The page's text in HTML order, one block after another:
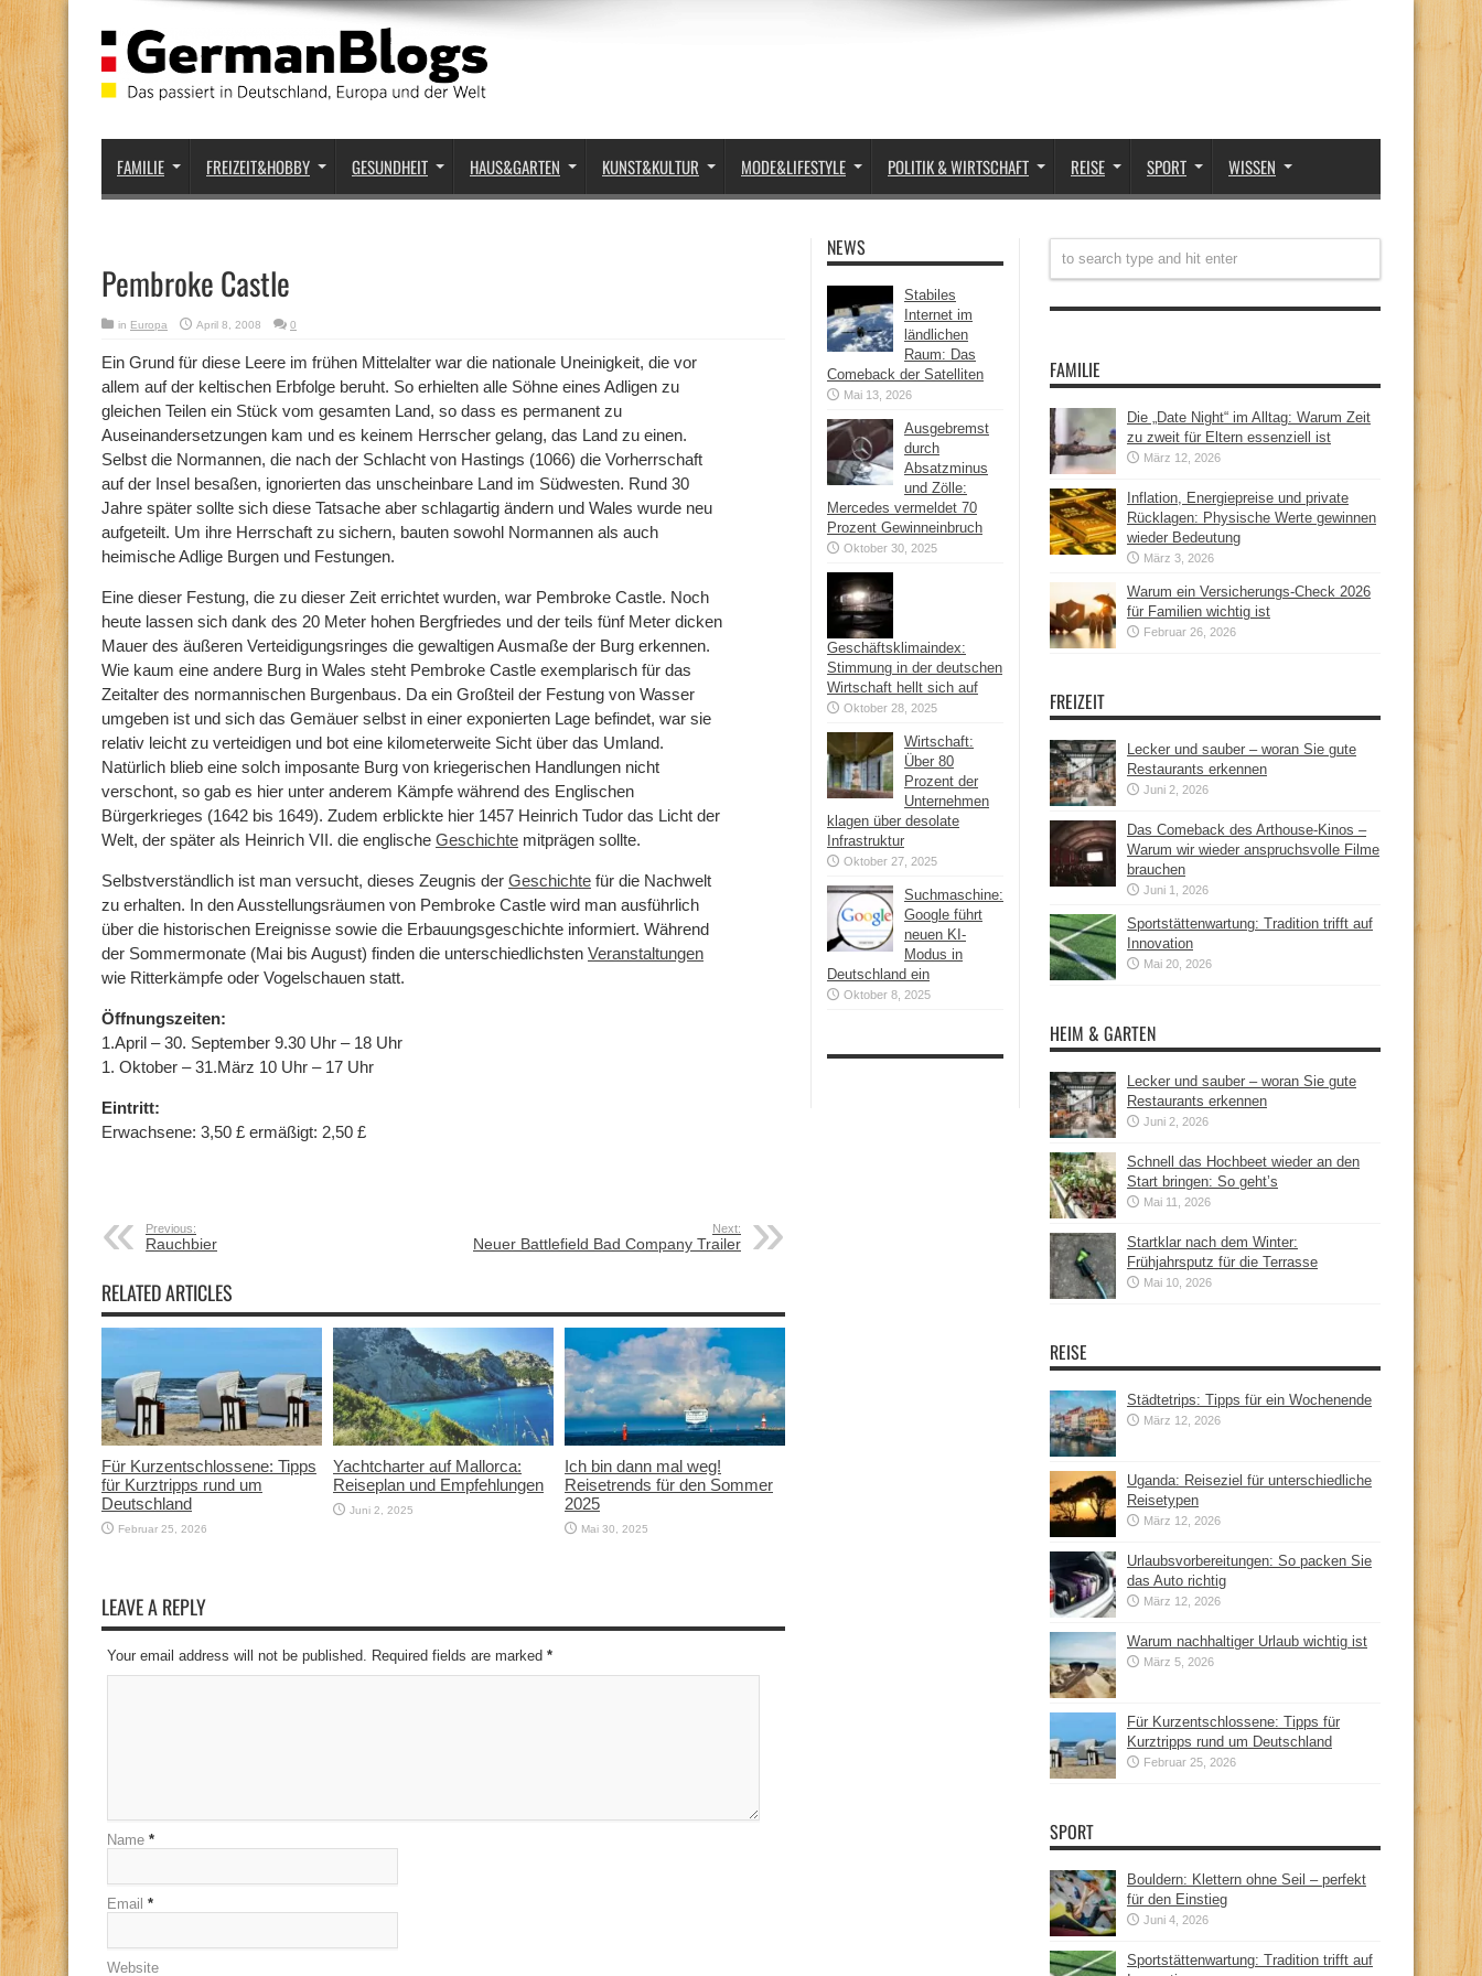
FAMILIE FREIZEIT&HOBBY GESUNDHEIT HAUS&GARTEN KUNST&KULTUR MODE&LIFESTYLE POLITIK & WIRTSCHAFT REISE SPORT WISSEN
Pembroke Castle
in Europa April 8, 2008 0
Ein Grund für diese Leere im frühen Mittelalter war die nationale Uneinigkeit, die vor
allem auf der keltischen Erbfolge beruht. So erhielten alle Söhne eines Adligen zu
gleichen Teilen ein Stück vom gesamten Land, so dass es permanent zu
Auseinandersetzungen kam und es keinem Herrscher gelang, das Land zu einen.
Selbst die Normannen, die nach der Schlacht von Hastings (1066) die Vorherrschaft
auf der Insel besaßen, ignorierten das unscheinbare Land im Südwesten. Rund 30
Jahre später sollte sich diese Tatsache aber schlagartig ändern und Wales wurde neu
aufgeteilt. Um ihre Herrschaft zu sichern, bauten sowohl Normannen als auch
heimische Adlige Burgen und Festungen.
Eine dieser Festung, die zu dieser Zeit errichtet wurden, war Pembroke Castle. Noch
heute lassen sich dank des 20 Meter hohen Bergfriedes und der teils fünf Meter dicken
Mauer des äußeren Verteidigungsringes die gewaltigen Ausmaße der Burg erkennen.
Wie kaum eine andere Burg in Wales steht Pembroke Castle exemplarisch für das
Zeitalter des normannischen Burgenbaus. Da ein Großteil der Festung von Wasser
umgeben ist und sich das Gemäuer selbst in einer exponierten Lage befindet, war sie
relativ leicht zu verteidigen und bot eine kilometerweite Sicht über das Umland.
Natürlich blieb eine solch imposante Burg von kriegerischen Handlungen nicht
verschont, so gab es hier unter anderem Kämpfe während des Englischen
Bürgerkrieges (1642 bis 1649). Zudem erblickte hier 1457 Heinrich Tudor das Licht der
Welt, der später als Heinrich VII. die englische Geschichte mitprägen sollte.
Selbstverständlich ist man versucht, dieses Zeugnis der Geschichte für die Nachwelt
zu erhalten. In den Ausstellungsräumen von Pembroke Castle wird man ausführlich
über die historischen Ereignisse sowie die Erbauungsgeschichte informiert. Während
der Sommermonate (Mai bis August) finden die unterschiedlichsten Veranstaltungen
wie Ritterkämpfe oder Vogelschauen statt.
Öffnungszeiten:
1.April – 30. September 9.30 Uhr – 18 Uhr
1. Oktober – 31.März 10 Uhr – 17 Uhr
Eintritt:
Erwachsene: 3,50 £ ermäßigt: 2,50 £
Previous:
Rauchbier
Next:
Neuer Battlefield Bad Company Trailer
RELATED ARTICLES
Für Kurzentschlossene: Tipps
für Kurztripps rund um
Deutschland
Februar 25, 2026
Yachtcharter auf Mallorca:
Reiseplan und Empfehlungen
Juni 2, 2025
Ich bin dann mal weg!
Reisetrends für den Sommer
2025
Mai 30, 2025
LEAVE A REPLY
Your email address will not be published. Required fields are marked *
Name *
Email *
Website
NEWS
Stabiles
Internet im
ländlichen
Raum: Das
Comeback der Satelliten
Mai 13, 2026
Ausgebremst
durch
Absatzminus
und Zölle:
Mercedes vermeldet 70
Prozent Gewinneinbruch
Oktober 30, 2025
Geschäftsklimaindex:
Stimmung in der deutschen
Wirtschaft hellt sich auf
Oktober 28, 2025
Wirtschaft:
Über 80
Prozent der
Unternehmen
klagen über desolate
Infrastruktur
Oktober 27, 2025
Suchmaschine:
Google führt
neuen KI-
Modus in
Deutschland ein
Oktober 8, 2025
FAMILIE
Die „Date Night“ im Alltag: Warum Zeit
zu zweit für Eltern essenziell ist
März 12, 2026
Inflation, Energiepreise und private
Rücklagen: Physische Werte gewinnen
wieder Bedeutung
März 3, 2026
Warum ein Versicherungs-Check 2026
für Familien wichtig ist
Februar 26, 2026
FREIZEIT
Lecker und sauber – woran Sie gute
Restaurants erkennen
Juni 2, 2026
Das Comeback des Arthouse-Kinos –
Warum wir wieder anspruchsvolle Filme
brauchen
Juni 1, 2026
Sportstättenwartung: Tradition trifft auf
Innovation
Mai 20, 2026
HEIM & GARTEN
Lecker und sauber – woran Sie gute
Restaurants erkennen
Juni 2, 2026
Schnell das Hochbeet wieder an den
Start bringen: So geht’s
Mai 11, 2026
Startklar nach dem Winter:
Frühjahrsputz für die Terrasse
Mai 10, 2026
REISE
Städtetrips: Tipps für ein Wochenende
März 12, 2026
Uganda: Reiseziel für unterschiedliche
Reisetypen
März 12, 2026
Urlaubsvorbereitungen: So packen Sie
das Auto richtig
März 12, 2026
Warum nachhaltiger Urlaub wichtig ist
März 5, 2026
Für Kurzentschlossene: Tipps für
Kurztripps rund um Deutschland
Februar 25, 2026
SPORT
Bouldern: Klettern ohne Seil – perfekt
für den Einstieg
Juni 4, 2026
Sportstättenwartung: Tradition trifft auf